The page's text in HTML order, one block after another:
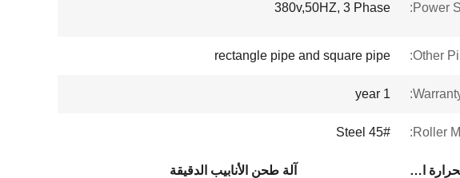
Power
380v,50HZ, 3 Phase
Other
rectangle pipe and square pipe
1 year
Roller
45# Steel
طاحونة أنابيب عالية التردد ذات الحرارة المستقيمة آلة طحن الأنابيب الدقيقة